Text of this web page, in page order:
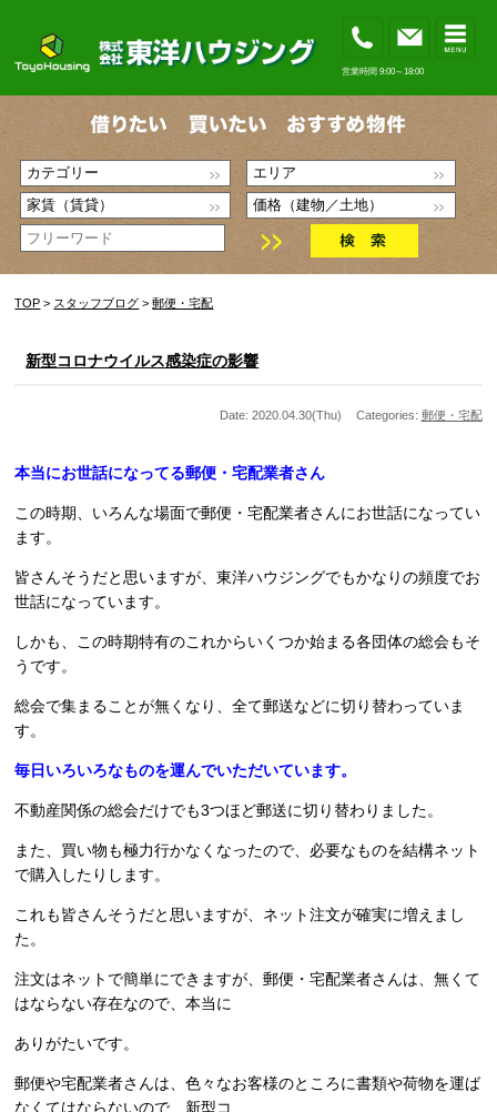
営業時間 9:00～18:00
TOP > スタッフブログ >郵便・宅配
新型コロナウイルス感染症の影響
Date: 2020.04.30(Thu) Categories: 郵便・宅配
本当にお世話になってる郵便・宅配業者さん
この時期、いろんな場面で郵便・宅配業者さんにお世話になってい
ます。
皆さんそうだと思いますが、東洋ハウジングでもかなりの頻度でお
世話になっています。
しかも、この時期特有のこれからいくつか始まる各団体の総会もそ
うです。
総会で集まることが無くなり、全て郵送などに切り替わっていま
す。
毎日いろいろなものを運んでいただいています。
不動産関係の総会だけでも3つほど郵送に切り替わりました。
また、買い物も極力行かなくなったので、必要なものを結構ネット
で購入したりします。
これも皆さんそうだと思いますが、ネット注文が確実に増えまし
た。
注文はネットで簡単にできますが、郵便・宅配業者さんは、無くて
はならない存在なので、本当に
ありがたいです。
郵便や宅配業者さんは、色々なお客様のところに書類や荷物を運ば
なくてはならないので、新型コ